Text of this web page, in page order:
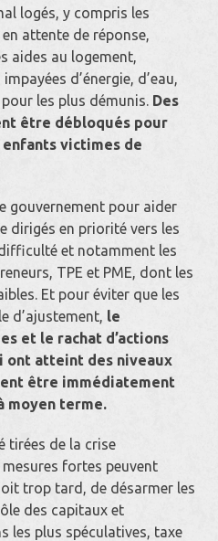
logés, y compris les
attente de réponse,
aides au logement,
d’énergie, d’eau,
les plus démunis. Des
être débloqués pour
victimes de
gouvernement pour aider
dirigés en priorité vers les
et notamment les
TPE et PME, dont les
Et pour éviter que les
d’ajustement, le
et le rachat d’actions
ont atteint des niveaux
être immédiatement
moyen terme.
tirées de la crise
fortes peuvent
trop tard, de désarmer les
des capitaux et
les plus spéculatives, taxe